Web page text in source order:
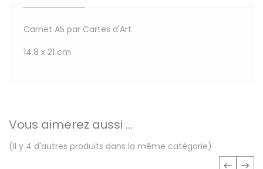
Carnet A5 par Cartes d'Art
14.8 x 21 cm
Vous aimerez aussi ...
(Il y 4 d'autres produits dans la même catégorie)